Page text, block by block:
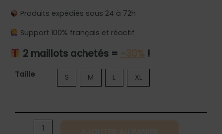
Produits expédiés sous 24 à 72h
Support 100% français et réactif
2 maillots achetés = -30% !
Taille S M L XL
quantité
de